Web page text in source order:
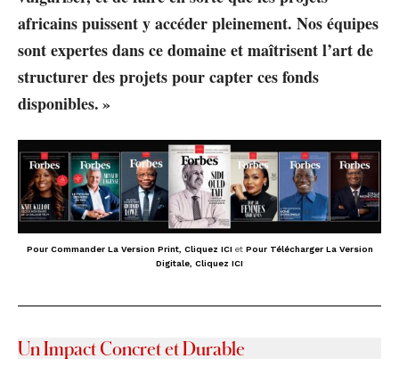
africains puissent y accéder pleinement. Nos équipes
sont expertes dans ce domaine et maîtrisent l’art de
structurer des projets pour capter ces fonds
disponibles. »
Pour Commander La Version Print, Cliquez ICI et Pour Télécharger La Version
Digitale, Cliquez ICI
Un Impact Concret et Durable